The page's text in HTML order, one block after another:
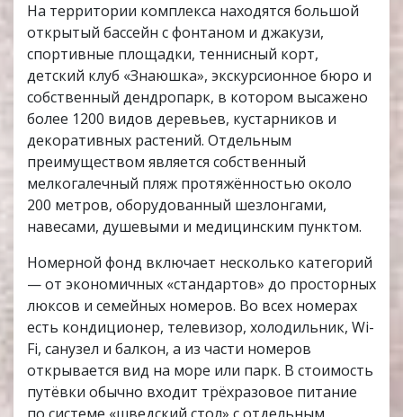
На территории комплекса находятся большой
открытый бассейн с фонтаном и джакузи,
спортивные площадки, теннисный корт,
детский клуб «Знаюшка», экскурсионное бюро и
собственный дендропарк, в котором высажено
более 1200 видов деревьев, кустарников и
декоративных растений. Отдельным
преимуществом является собственный
мелкогалечный пляж протяжённостью около
200 метров, оборудованный шезлонгами,
навесами, душевыми и медицинским пунктом.
Номерной фонд включает несколько категорий
— от экономичных «стандартов» до просторных
люксов и семейных номеров. Во всех номерах
есть кондиционер, телевизор, холодильник, Wi-
Fi, санузел и балкон, а из части номеров
открывается вид на море или парк. В стоимость
путёвки обычно входит трёхразовое питание